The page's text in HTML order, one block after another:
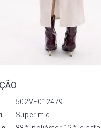
502VE012479
Super midi